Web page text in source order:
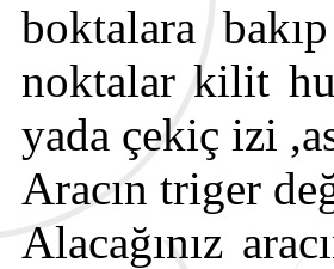
boktalara
noktalar kilit
yada çekiç izi
Aracın triger
Alacağınız